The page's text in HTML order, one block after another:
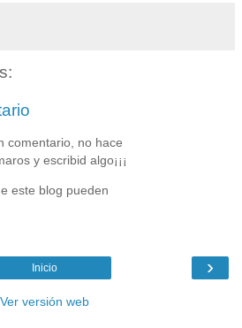
comentario, no hace
y escribid algo¡¡¡
este blog pueden
›
Inicio
Ver versión web